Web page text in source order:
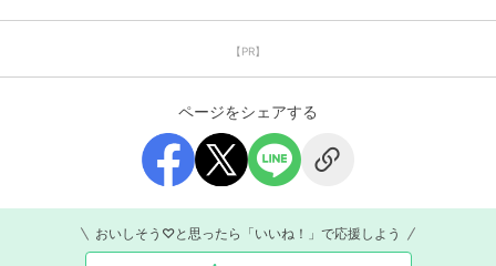
【PR】
ページをシェアする
おいしそう♡と思ったら「いいね！」で応援しよう